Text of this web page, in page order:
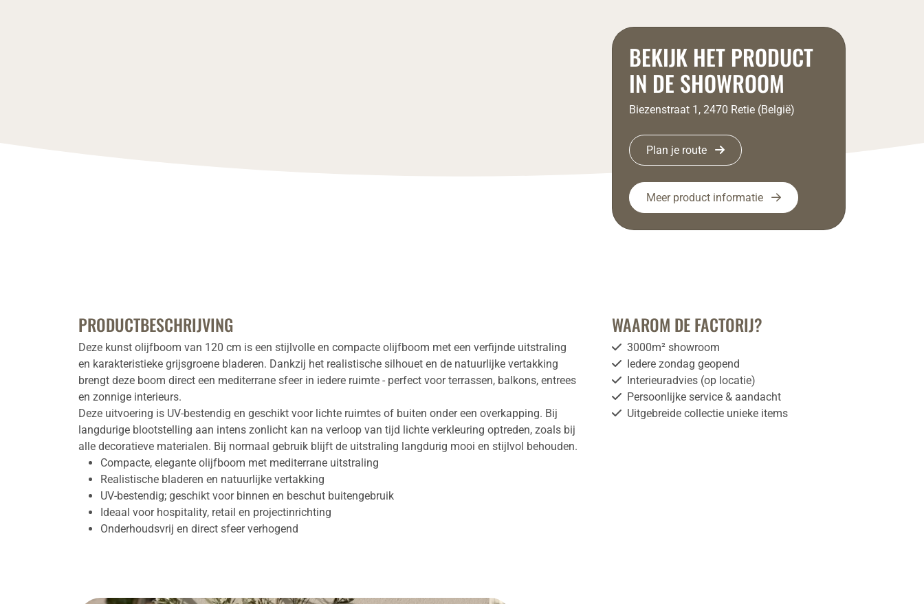
BEKIJK HET PRODUCT
IN DE SHOWROOM
Biezenstraat 1, 2470 Retie (België)
Plan je route
Meer product informatie
PRODUCTBESCHRIJVING
Deze kunst olijfboom van 120 cm is een stijlvolle en compacte olijfboom met een verfijnde uitstraling
en karakteristieke grijsgroene bladeren. Dankzij het realistische silhouet en de natuurlijke vertakking
brengt deze boom direct een mediterrane sfeer in iedere ruimte - perfect voor terrassen, balkons, entrees
en zonnige interieurs.
Deze uitvoering is UV-bestendig en geschikt voor lichte ruimtes of buiten onder een overkapping. Bij
langdurige blootstelling aan intens zonlicht kan na verloop van tijd lichte verkleuring optreden, zoals bij
alle decoratieve materialen. Bij normaal gebruik blijft de uitstraling langdurig mooi en stijlvol behouden.
Compacte, elegante olijfboom met mediterrane uitstraling
Realistische bladeren en natuurlijke vertakking
UV-bestendig; geschikt voor binnen en beschut buitengebruik
Ideaal voor hospitality, retail en projectinrichting
Onderhoudsvrij en direct sfeer verhogend
WAAROM DE FACTORIJ?
3000m² showroom
Iedere zondag geopend
Interieuradvies (op locatie)
Persoonlijke service & aandacht
Uitgebreide collectie unieke items